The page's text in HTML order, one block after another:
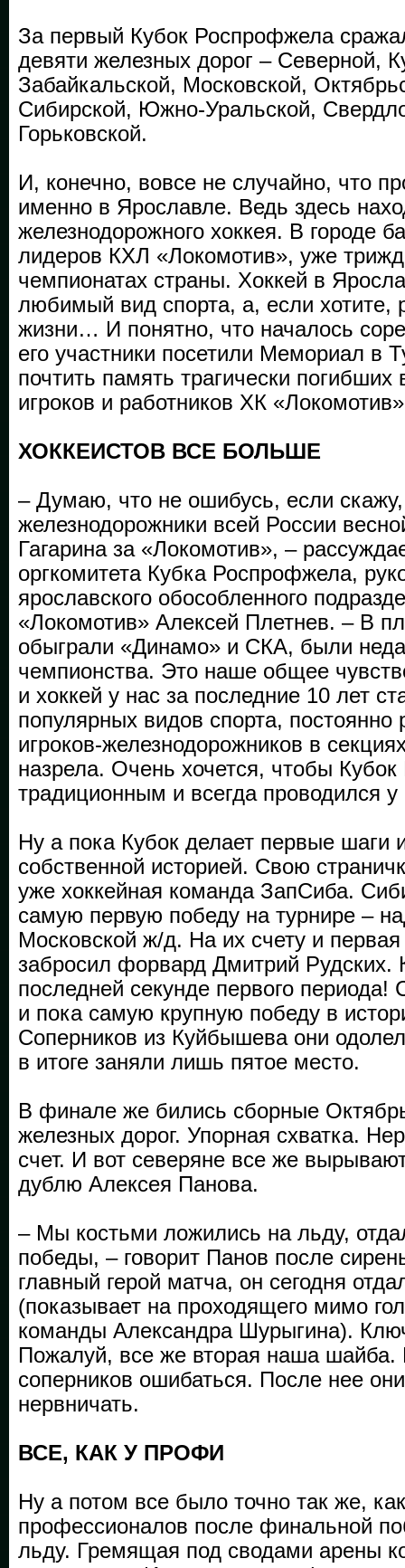
За первый Кубок Роспрофжела
девяти железных дорог – Северной,
Забайкальской, Московской,
Сибирской, Южно-Уральской,
Горьковской.
И, конечно, вовсе не случайно, что
именно в Ярославле. Ведь здесь
железнодорожного хоккея. В городе
лидеров КХЛ «Локомотив», уже
чемпионатах страны. Хоккей в
любимый вид спорта, а, если хотите,
жизни… И понятно, что началось
его участники посетили Мемориал в
почтить память трагически погибших
игроков и работников ХК
ХОККЕИСТОВ ВСЕ БОЛЬШЕ
– Думаю, что не ошибусь, если
железнодорожники всей России
Гагарина за «Локомотив», –
оргкомитета Кубка Роспрофжела,
ярославского обособленного
«Локомотив» Алексей Плетнев. – В
обыграли «Динамо» и СКА, были
чемпионства. Это наше общее
и хоккей у нас за последние 10 лет
популярных видов спорта, постоянно
игроков-железнодорожников в
назрела. Очень хочется, чтобы
традиционным и всегда проводился у
Ну а пока Кубок делает первые шаги
собственной историей. Свою
уже хоккейная команда ЗапСиба.
самую первую победу на турнире –
Московской ж/д. На их счету и
забросил форвард Дмитрий Рудских.
последней секунде первого периода!
и пока самую крупную победу в
Соперников из Куйбышева они
в итоге заняли лишь пятое место.
В финале же бились сборные
железных дорог. Упорная схватка.
счет. И вот северяне все же
дублю Алексея Панова.
– Мы костьми ложились на льду,
победы, – говорит Панов после
главный герой матча, он сегодня
(показывает на проходящего мимо
команды Александра Шурыгина).
Пожалуй, все же вторая наша шайба.
соперников ошибаться. После нее
нервничать.
ВСЕ, КАК У ПРОФИ
Ну а потом все было точно так же,
профессионалов после финальной
льду. Гремящая под сводами арены